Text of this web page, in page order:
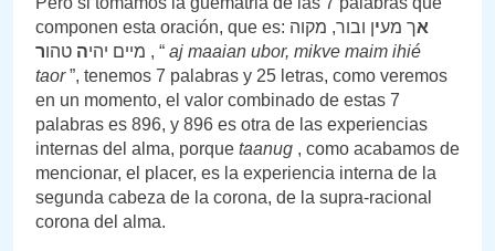
componen esta oración, que es:
אך מעין ובור, מקוה
מיים יהיה טהו , “ aj maaian ubor, mikve maim ihié
taor”, tenemos 7 palabras y 25 letras, como veremos
en un momento, el valor combinado de estas 7
palabras es 896, y 896 es otra de las experiencias
internas del alma, porque taanug , como acabamos de
mencionar, el placer, es la experiencia interna de la
segunda cabeza de la corona, de la supra-racional
corona del alma.